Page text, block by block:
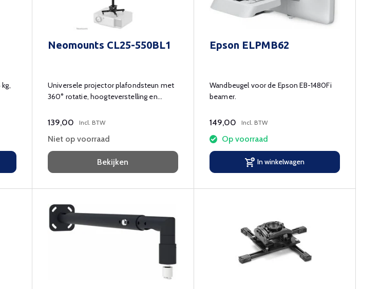
Neomounts CL25-550BL1
Universele projector plafondsteun met
360° rotatie, hoogteverstelling en
139,00 Incl. BTW
Niet op voorraad
Bekijken
Epson ELPMB62
Wandbeugel voor de Epson EB-1480Fi
beamer.
149,00 Incl. BTW
Op voorraad
In winkelwagen